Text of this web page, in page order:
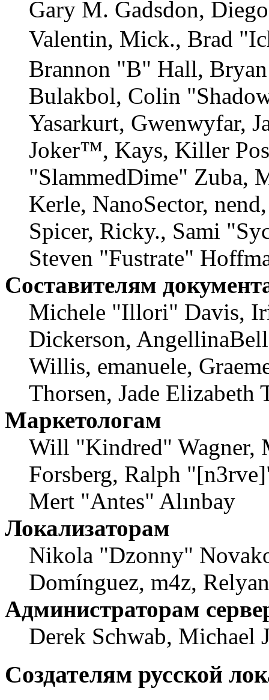
Gary M. Gadsdon,
Valentin, Mick., Brad
Brannon "B" Hall,
Bulakbol, Colin
Yasarkurt, Gwenwyfar,
Joker™, Kays, Killer
"SlammedDime" Zuba,
Kerle, NanoSector,
Spicer, Ricky., Sami
Steven "Fustrate"
Составителям
Michele "Illori" Davis,
Dickerson,
Willis, emanuele,
Thorsen, Jade Elizabeth
Маркетологам
Will "Kindred" Wagner,
Forsberg, Ralph
Mert "Antes" Alınbay
Локализаторам
Nikola "Dzonny"
Domínguez, m4z,
Администраторам
Derek Schwab,
Создателям русской